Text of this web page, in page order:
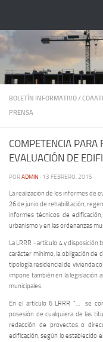
BOLETÍN INFORMATIVO/
PRENSA
COMPETENCIA PARA
EVALUACIÓN DE
PORADMIN · 13 FEBRERO, 2015
La realización de los informes de
26 de junio de rehabilitación,
informes técnicos de
urbanismo y en las ordenanzas
La LRRR –artículo 4 y
carácter mínimo, la obligación de
tipología residencial de vivienda
impone también en la legislación
municipales.
En el artículo 6 LRRR “… se
posesión de cualquiera de las
redacción de proyectos o
edificación, según lo establecido